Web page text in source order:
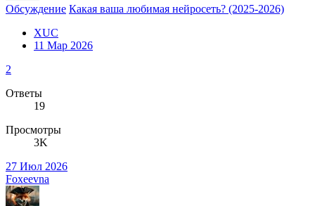
Обсуждение Какая ваша любимая нейросеть? (2025-2026)
XUC
11 Мар 2026
2
Ответы
19
Просмотры
3K
27 Июл 2026
Foxeevna